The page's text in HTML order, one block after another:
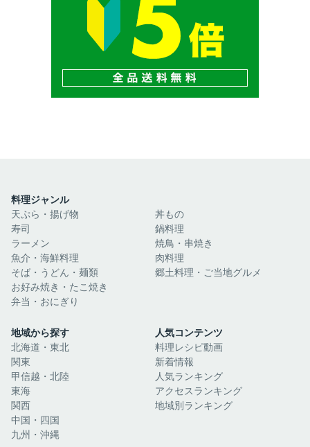
料理ジャンル
天ぷら・揚げ物
寿司
ラーメン
魚介・海鮮料理
そば・うどん・麺類
お好み焼き・たこ焼き
弁当・おにぎり
丼もの
鍋料理
焼鳥・串焼き
肉料理
郷土料理・ご当地グルメ
地域から探す
北海道・東北
関東
甲信越・北陸
東海
関西
中国・四国
九州・沖縄
人気コンテンツ
料理レシピ動画
新着情報
人気ランキング
アクセスランキング
地域別ランキング